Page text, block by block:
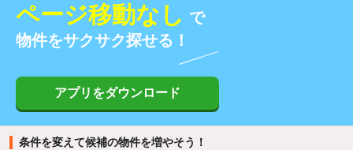
ページ移動なし で
物件をサクサク探せる！
アプリをダウンロード
条件を変えて候補の物件を増やそう！